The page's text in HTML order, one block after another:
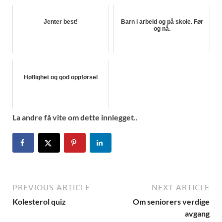
Jenter best!
Barn i arbeid og på skole. Før
og nå.
Høflighet og god oppførsel
La andre få vite om dette innlegget..
PREVIOUS ARTICLE
Kolesterol quiz
NEXT ARTICLE
Om seniorers verdige
avgang